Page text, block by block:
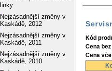
linky
Nejzásadnější změny v
Kaskádě, 2012
Nejzásadnější změny v
Kaskádě, 2011
Nejzásadnější změny v
Kaskádě, 2010
Kód
Cena
Cena